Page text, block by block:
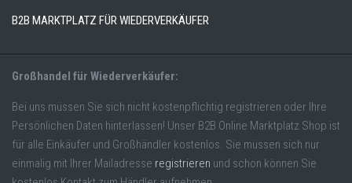
B2B MARKTPLATZ FÜR WIEDERVERKÄUFER
Großhandel für Wiederverkäufer:
Bei uns müssen Sie sich nicht kostenpflichtig registrieren oder Ihre
Persönlichen Daten hinterlassen! Unser B2B Online Marktplatz Shop ist
für alle Einkäufer und Großhändler kostenlos. Sie müssen sich nur
einmalig mit Ihrer Mailadresse registrieren und schon können Sie